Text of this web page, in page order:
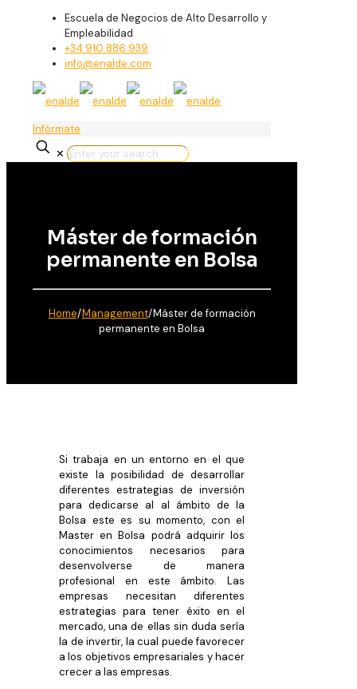
Escuela de Negocios de Alto Desarrollo y
Empleabilidad
+34 910 886 939
info@enalde.com
Infórmate
✕
Máster de formación
permanente en Bolsa
Home/Management/Máster de formación
permanente en Bolsa
Si trabaja en un entorno en el que
existe la posibilidad de desarrollar
diferentes estrategias de inversión
para dedicarse al al ámbito de la
Bolsa este es su momento, con el
Master en Bolsa podrá adquirir los
conocimientos necesarios para
desenvolverse de manera
profesional en este ámbito. Las
empresas necesitan diferentes
estrategias para tener éxito en el
mercado, una de ellas sin duda sería
la de invertir, la cual puede favorecer
a los objetivos empresariales y hacer
crecer a las empresas.